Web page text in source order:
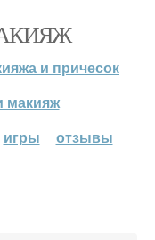
и причесок
макияж
игры отзывы